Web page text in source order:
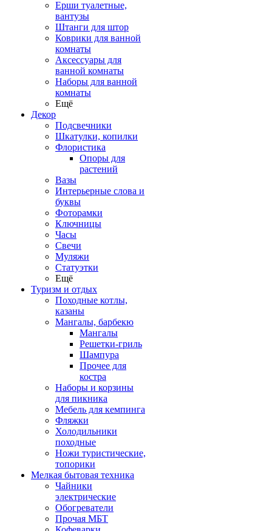
Ерши туалетные,
вантузы
Штанги для штор
Коврики для ванной
комнаты
Аксессуары для
ванной комнаты
Наборы для ванной
комнаты
Ещё
Декор
Подсвечники
Шкатулки, копилки
Флористика
Опоры для
растений
Вазы
Интерьерные слова и
буквы
Фоторамки
Ключницы
Часы
Свечи
Муляжи
Статуэтки
Ещё
Туризм и отдых
Походные котлы,
казаны
Мангалы, барбекю
Мангалы
Решетки-гриль
Шампура
Прочее для
костра
Наборы и корзины
для пикника
Мебель для кемпинга
Фляжки
Холодильники
походные
Ножи туристические,
топорики
Мелкая бытовая техника
Чайники
электрические
Обогреватели
Прочая МБТ